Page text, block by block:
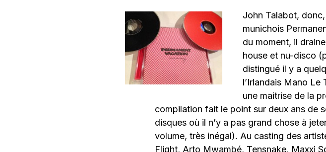
John Talabot,
munichois
du moment, il
house et nu-disco
distingué il y a
l’Irlandais Mano Le
une maitrise de la
compilation fait le point sur deux ans de
disques où il n’y a pas grand chose à
volume, très inégal). Au casting des
Flight, Arto Mwambé, Tensnake, Maxxi